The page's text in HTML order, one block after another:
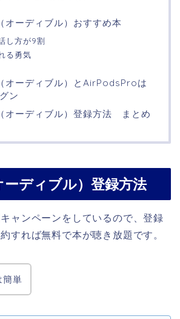
オーディブル）おすすめ本
し方が9割
る勇気
オーディブル）とAirPodsProは
ン
オーディブル）登録方法 まとめ
ディブル）登録方法
ャンペーンをしているので、登録
すれば無料で本が聴き放題です。
簡単